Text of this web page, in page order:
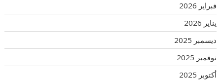
فبراير 2026
يناير 2026
ديسمبر 2025
نوفمبر 2025
أكتوبر 2025